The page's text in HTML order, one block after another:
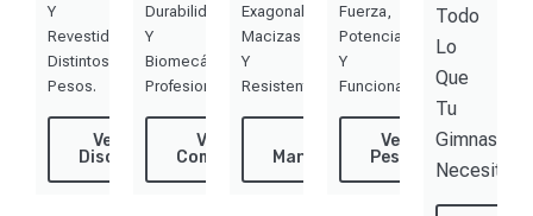
Y
Revestidos.
Distintos
Pesos.
Ver
Discos
Durabilidad
Y
Biomecánica
Profesional.
Ver
Combos
Exagonales,
Macizas
Y
Resistentes.
Mancuernas
Fuerza,
Potencia
Y
Funcional.
Ver
Pesas
Todo
Lo
Que
Tu
Gimnasio
Necesita